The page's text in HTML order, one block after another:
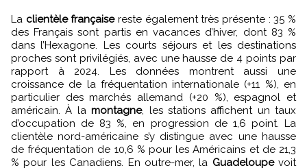
La clientèle françaisereste également très présente : 35 %
des Français sont partis en vacances d’hiver, dont 83 %
dans l’Hexagone. Les courts séjours et les destinations
proches sont privilégiés, avec une hausse de 4 points par
rapport à 2024. Les données montrent aussi une
croissance de la fréquentation internationale (+11 %), en
particulier des marchés allemand (+20 %), espagnol et
américain. À lamontagne, les stations affichent un taux
d’occupation de 83 %, en progression de 1,6 point. La
clientèle nord-américaine s’y distingue avec une hausse
de fréquentation de 10,6 % pour les Américains et de 21,3
% pour les Canadiens. En outre-mer, la Guadeloupe voit